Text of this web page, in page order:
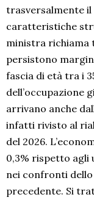
trasversalmente
caratteristiche
ministra richiama
persistono
fascia di età tra i
dell’occupazione
arrivano anche
infatti rivisto al
del 2026.
0,3% rispetto agli
nei confronti dello
precedente. Si